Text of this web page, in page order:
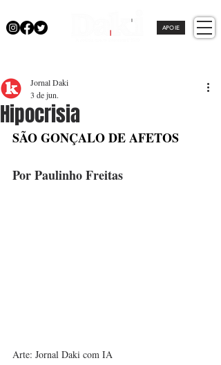
APOIE
Hipocrisia
Jornal Daki
3 de jun.
SÃO GONÇALO DE AFETOS
Por Paulinho Freitas
Arte: Jornal Daki com IA